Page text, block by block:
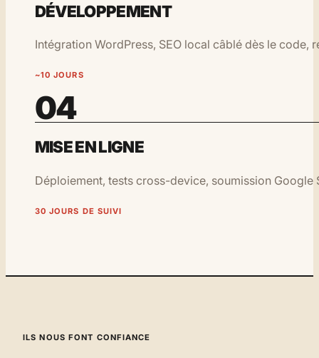
DÉVELOPPEMENT
Intégration WordPress, SEO local câblé dès le code,
~10 JOURS
04
MISE EN LIGNE
Déploiement, tests cross-device, soumission Google
30 JOURS DE SUIVI
ILS NOUS FONT CONFIANCE